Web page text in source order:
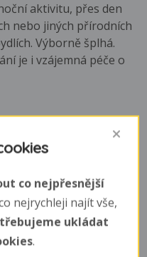
aktivitu, přes den
nebo jiných přírodních
Výborně šplhá.
je i vzájemná péče o
červnem. Březost 5 - 6
ostatní samice. Jedna
co nejpřesnější
nejrychleji najít vše,
ukládat
.